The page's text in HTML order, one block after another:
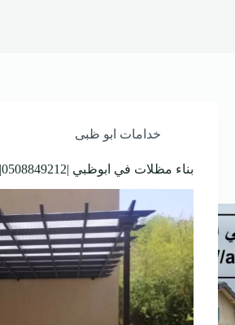
خدامات ابو ظبى
بناء مظلات في ابوظبي |0508849212| بناء سواتر